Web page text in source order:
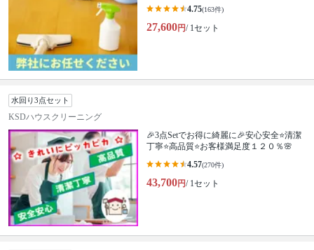
4.75(163件)
27,600円/ 1セット
水回り3点セット
KSDハウスクリーニング
🎉3点Setでお得に綺麗に🎉安心安全⭐清潔
丁寧⭐高品質⭐お客様満足度１２０％🌸
4.57(270件)
43,700円/ 1セット